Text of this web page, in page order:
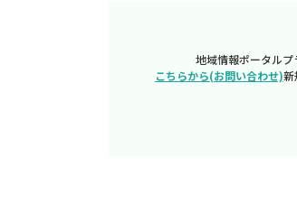
地域情報ポータルプ
こちらから(お問い合わせ)新